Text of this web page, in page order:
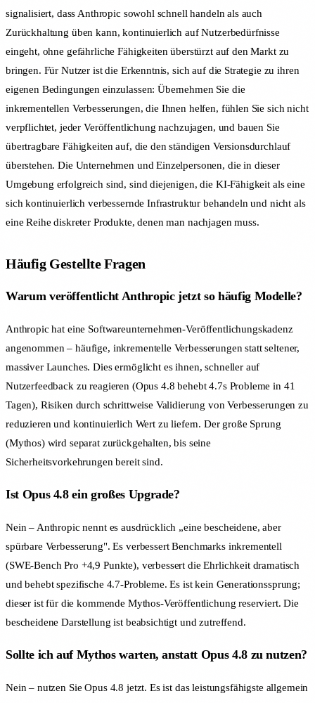
signalisiert, dass Anthropic sowohl schnell handeln als auch
Zurückhaltung üben kann, kontinuierlich auf Nutzerbedürfnisse
eingeht, ohne gefährliche Fähigkeiten überstürzt auf den Markt zu
bringen. Für Nutzer ist die Erkenntnis, sich auf die Strategie zu ihren
eigenen Bedingungen einzulassen: Übernehmen Sie die
inkrementellen Verbesserungen, die Ihnen helfen, fühlen Sie sich nicht
verpflichtet, jeder Veröffentlichung nachzujagen, und bauen Sie
übertragbare Fähigkeiten auf, die den ständigen Versionsdurchlauf
überstehen. Die Unternehmen und Einzelpersonen, die in dieser
Umgebung erfolgreich sind, sind diejenigen, die KI-Fähigkeit als eine
sich kontinuierlich verbessernde Infrastruktur behandeln und nicht als
eine Reihe diskreter Produkte, denen man nachjagen muss.
Häufig Gestellte Fragen
Warum veröffentlicht Anthropic jetzt so häufig Modelle?
Anthropic hat eine Softwareunternehmen-Veröffentlichungskadenz
angenommen – häufige, inkrementelle Verbesserungen statt seltener,
massiver Launches. Dies ermöglicht es ihnen, schneller auf
Nutzerfeedback zu reagieren (Opus 4.8 behebt 4.7s Probleme in 41
Tagen), Risiken durch schrittweise Validierung von Verbesserungen zu
reduzieren und kontinuierlich Wert zu liefern. Der große Sprung
(Mythos) wird separat zurückgehalten, bis seine
Sicherheitsvorkehrungen bereit sind.
Ist Opus 4.8 ein großes Upgrade?
Nein – Anthropic nennt es ausdrücklich „eine bescheidene, aber
spürbare Verbesserung". Es verbessert Benchmarks inkrementell
(SWE-Bench Pro +4,9 Punkte), verbessert die Ehrlichkeit dramatisch
und behebt spezifische 4.7-Probleme. Es ist kein Generationssprung;
dieser ist für die kommende Mythos-Veröffentlichung reserviert. Die
bescheidene Darstellung ist beabsichtigt und zutreffend.
Sollte ich auf Mythos warten, anstatt Opus 4.8 zu nutzen?
Nein – nutzen Sie Opus 4.8 jetzt. Es ist das leistungsfähigste allgemein